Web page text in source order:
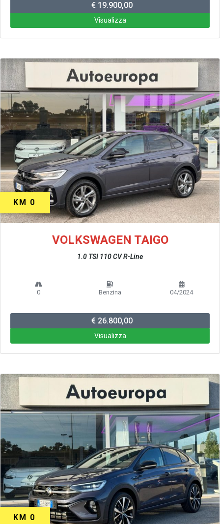
€ 19.900,00
Visualizza
KM 0
VOLKSWAGEN TAIGO
1.0 TSI 110 CV R-Line
0 Benzina 04/2024
€ 26.800,00
Visualizza
KM 0